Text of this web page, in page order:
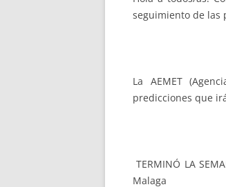
seguimiento de las
La AEMET
predicciones que
TERMINÓ LA
Malaga